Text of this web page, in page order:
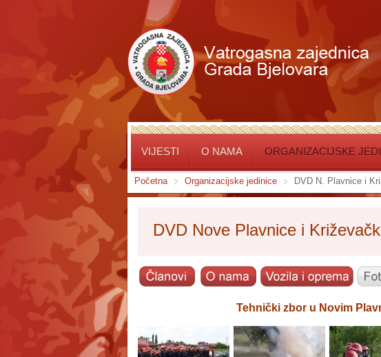
VIJESTI O NAMA ORGANIZACIJSKE
Početna Organizacijske jedinice DVD N. Plavnice i
DVD Nove Plavnice i
Tehnički zbor u Novim